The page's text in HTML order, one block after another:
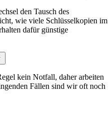
den Tausch des
wie viele Schlüsselkopien im
dafür günstige
kein Notfall, daher arbeiten
Fällen sind wir oft noch